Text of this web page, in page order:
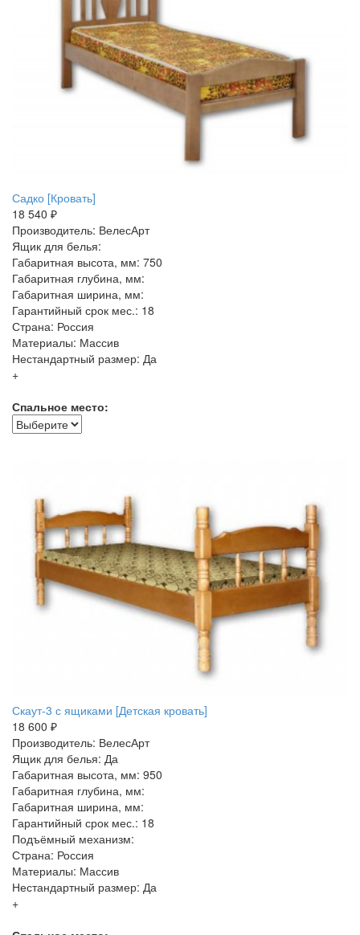
Садко [Кровать]
18 540 ₽
Производитель: ВелесАрт
Ящик для белья:
Габаритная высота, мм: 750
Габаритная глубина, мм:
Габаритная ширина, мм:
Гарантийный срок мес.: 18
Страна: Россия
Материалы: Массив
Нестандартный размер: Да
+
Спальное место:
Скаут-3 с ящиками [Детская кровать]
18 600 ₽
Производитель: ВелесАрт
Ящик для белья: Да
Габаритная высота, мм: 950
Габаритная глубина, мм:
Габаритная ширина, мм:
Гарантийный срок мес.: 18
Подъёмный механизм:
Страна: Россия
Материалы: Массив
Нестандартный размер: Да
+